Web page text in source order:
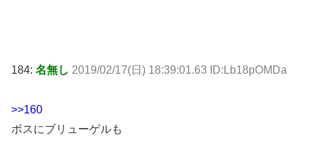
184: 名無し 2019/02/17(日) 18:39:01.63 ID:Lb18pOMDa
>>160
ボスにブリューゲルも